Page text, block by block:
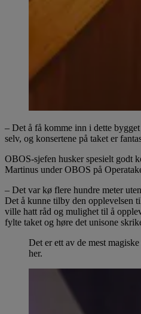
– Det å få komme inn i dette
selv, og konsertene på taket er
OBOS-sjefen husker spesielt godt
Martinus under OBOS på
– Det var kø flere hundre meter
Det å kunne tilby den opplevelsen
ville hatt råd og mulighet til å
fylte taket og høre det unisone
Det er ett av de mest
her.